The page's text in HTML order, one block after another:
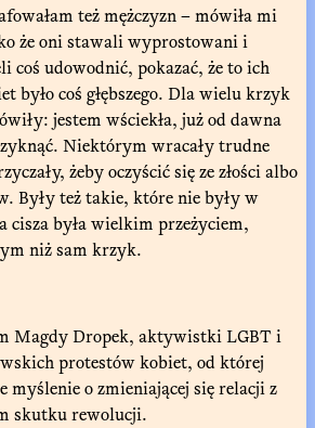
też mężczyzn – mówiła mi
że oni stawali wyprostowani i
coś udowodnić, pokazać, że to ich
było coś głębszego. Dla wielu krzyk
jestem wściekła, już od dawna
Niektórym wracały trudne
żeby oczyścić się ze złości albo
Były też takie, które nie były w
cisza była wielkim przeżyciem,
niż sam krzyk.
Magdy Dropek, aktywistki LGBT i
protestów kobiet, od której
myślenie o zmieniającej się relacji z
skutku rewolucji.